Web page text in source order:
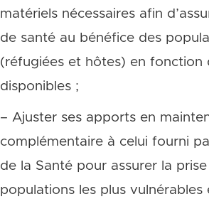
matériels nécessaires afin
de santé au bénéfice des
(réfugiées et hôtes) en fonction
disponibles ;
– Ajuster ses apports en
complémentaire à celui fourni
de la Santé pour assurer la
populations les plus vulnérables